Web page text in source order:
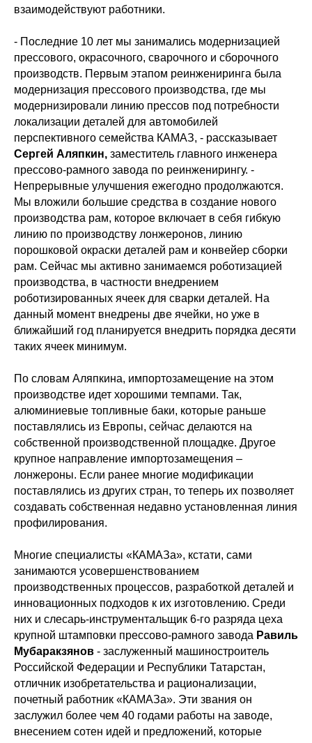
взаимодействуют работники.
- Последние 10 лет мы занимались модернизацией
прессового, окрасочного, сварочного и сборочного
производств. Первым этапом реинжениринга была
модернизация прессового производства, где мы
модернизировали линию прессов под потребности
локализации деталей для автомобилей
перспективного семейства КАМАЗ, - рассказывает
Сергей Аляпкин, заместитель главного инженера
прессово-рамного завода по реинженирингу. -
Непрерывные улучшения ежегодно продолжаются.
Мы вложили большие средства в создание нового
производства рам, которое включает в себя гибкую
линию по производству лонжеронов, линию
порошковой окраски деталей рам и конвейер сборки
рам. Сейчас мы активно занимаемся роботизацией
производства, в частности внедрением
роботизированных ячеек для сварки деталей. На
данный момент внедрены две ячейки, но уже в
ближайший год планируется внедрить порядка десяти
таких ячеек минимум.
По словам Аляпкина, импортозамещение на этом
производстве идет хорошими темпами. Так,
алюминиевые топливные баки, которые раньше
поставлялись из Европы, сейчас делаются на
собственной производственной площадке. Другое
крупное направление импортозамещения –
лонжероны. Если ранее многие модификации
поставлялись из других стран, то теперь их позволяет
создавать собственная недавно установленная линия
профилирования.
Многие специалисты «КАМАЗа», кстати, сами
занимаются усовершенствованием
производственных процессов, разработкой деталей и
инновационных подходов к их изготовлению. Среди
них и слесарь-инструментальщик 6-го разряда цеха
крупной штамповки прессово-рамного завода Равиль
Мубаракзянов - заслуженный машиностроитель
Российской Федерации и Республики Татарстан,
отличник изобретательства и рационализации,
почетный работник «КАМАЗа». Эти звания он
заслужил более чем 40 годами работы на заводе,
внесением сотен идей и предложений, которые